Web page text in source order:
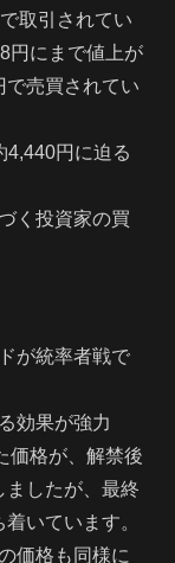
取引されてい
円にまで値上が
で売買されてい
4,440円に迫る
く投資家の買
が統率者戦で
効果が強力
価格が、解禁後
ましたが、最終
いています。
価格も同様に